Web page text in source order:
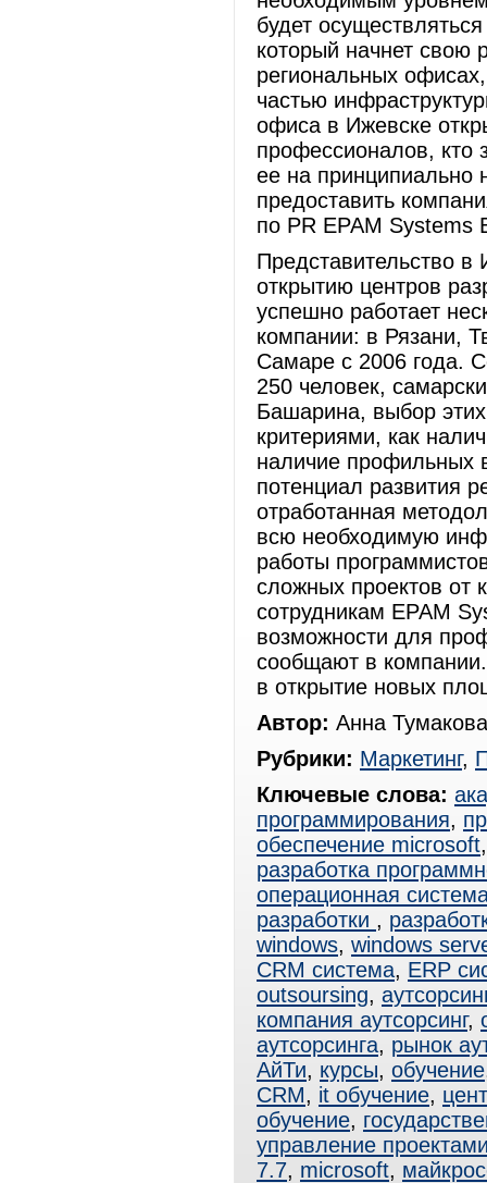
будет
который начнет свою
региональных
частью
офиса в Ижевске
профессионалов, кто
ее на принципиально
предоставить
по PR EPAM
Представительство
открытию центров
успешно работает
компании: в Рязани,
Самаре с 2006 года.
250 человек,
Башарина, выбор
критериями, как
наличие профильных
потенциал развития
отработанная
всю необходимую
работы
сложных проектов от
сотрудникам EPAM
возможности для
сообщают в
в открытие новых
Автор: Анна
Рубрики: Маркетинг,
Ключевые слова:
программирования,
обеспечение microsoft
разработка
операционная
разработки ,
windows, windows
CRM система, ERP
outsoursing,
компания аутсорсинг,
аутсорсинга, рынок
АйТи, курсы, обучение
CRM, it обучение,
обучение,
управление
7.7, microsoft,